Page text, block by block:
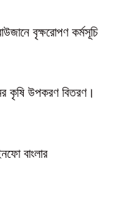
বৃক্ষরোপণ কর্মসূচি
কৃষি উপকরণ বিতরণ।
বাংলার